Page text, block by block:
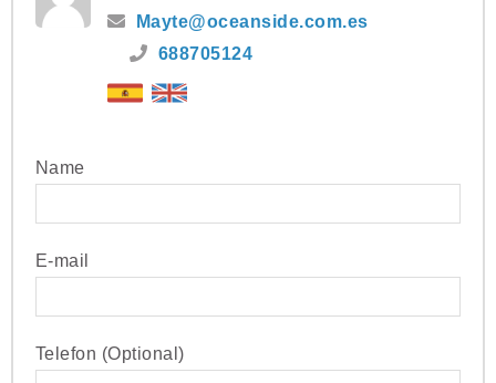
Mayte@oceanside.com.es
688705124
Name
E-mail
Telefon (Optional)